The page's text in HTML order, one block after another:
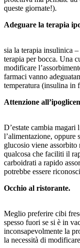
queste giornate!).
Adeguare la terapia
sia la terapia insulinica
terapia per bocca. Una
modificare
farmaci vanno
temperatura (insulina in
Attenzione
D’estate cambia
l’alimentazione, oppure
glucosio viene assorbito
qualcosa che faciliti il
carboidrati a rapido
potrebbe essere
Occhio al ristorante.
Meglio preferire cibi
spesso fuori se si è in
inconsapevolmente la
la necessità di